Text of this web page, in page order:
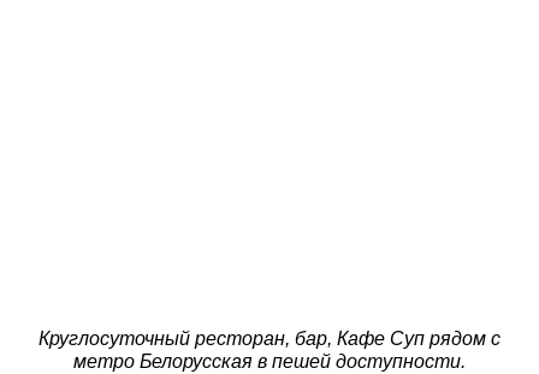
Круглосуточный ресторан, бар, Кафе Суп рядом с
метро Белорусская в пешей доступности.